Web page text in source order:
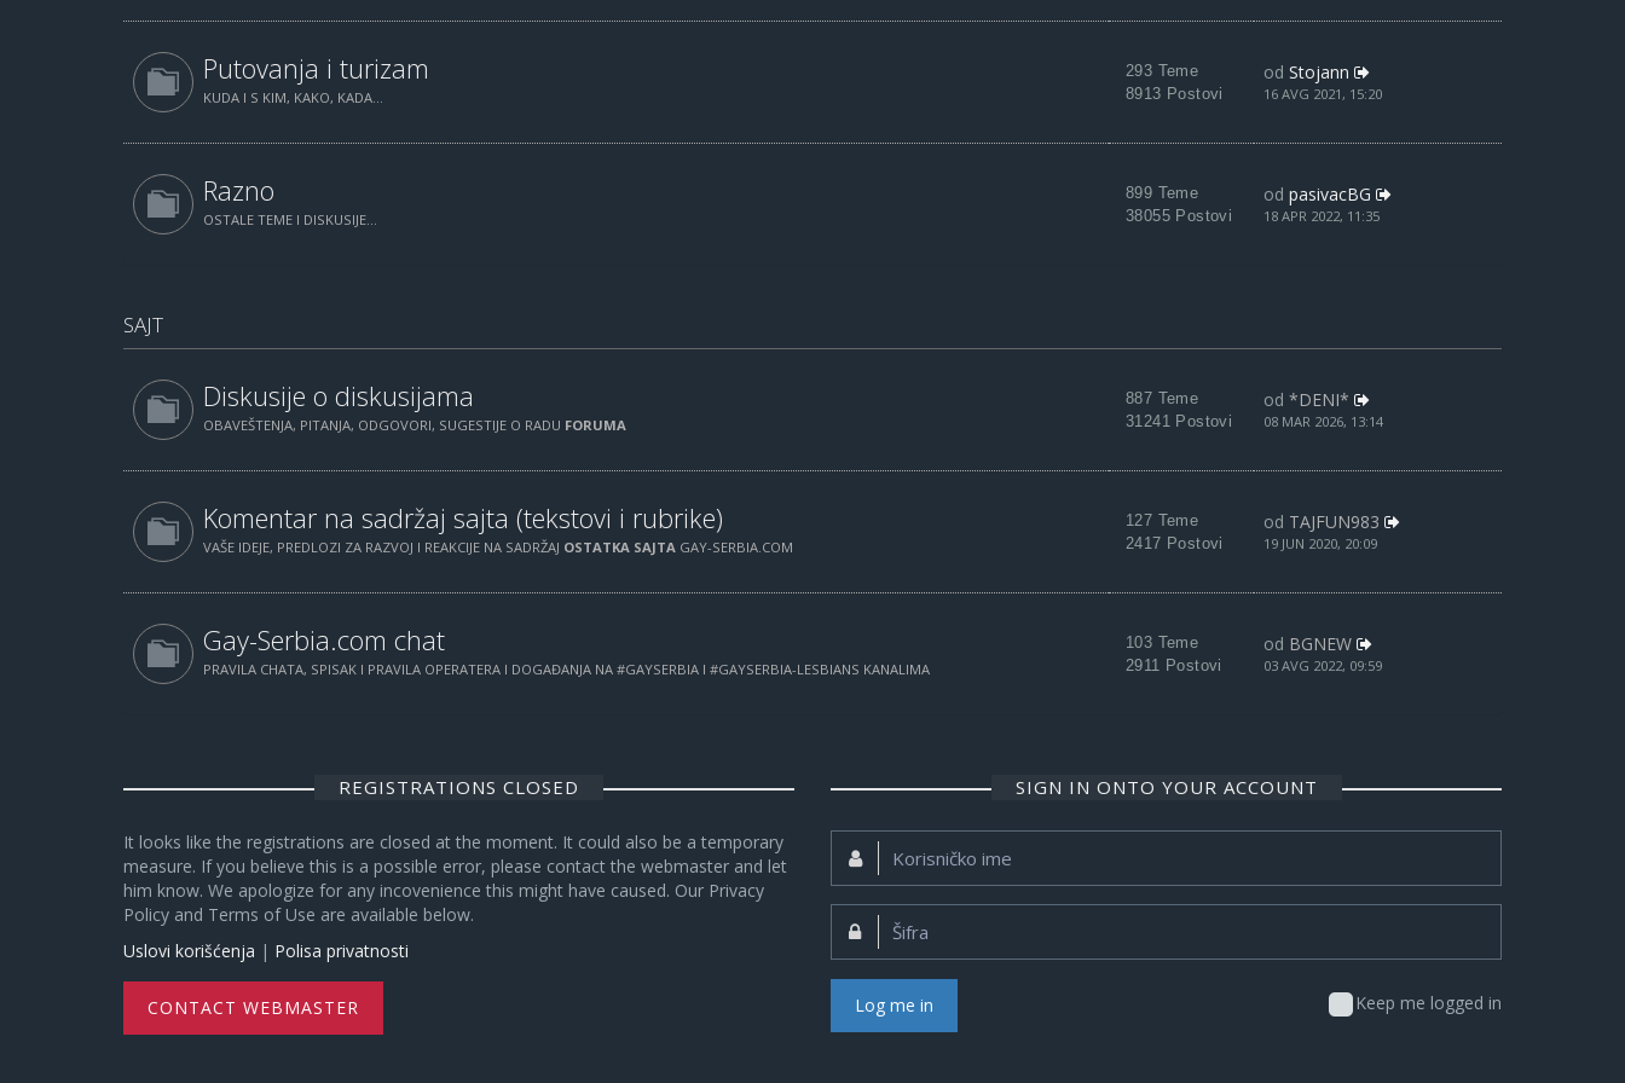
Putovanja i turizam
KUDA I S KIM, KAKO, KADA...
293 Teme
8913 Postovi
od Stojann
16 AVG 2021, 15:20
Razno
OSTALE TEME I DISKUSIJE...
899 Teme
38055 Postovi
od pasivacBG
18 APR 2022, 11:35
SAJT
Diskusije o diskusijama
OBAVEŠTENJA, PITANJA, ODGOVORI, SUGESTIJE O RADU FORUMA
887 Teme
31241 Postovi
od *DENI*
08 MAR 2026, 13:14
Komentar na sadržaj sajta (tekstovi i rubrike)
VAŠE IDEJE, PREDLOZI ZA RAZVOJ I REAKCIJE NA SADRŽAJ OSTATKA SAJTA GAY-SERBIA.COM
127 Teme
2417 Postovi
od TAJFUN983
19 JUN 2020, 20:09
Gay-Serbia.com chat
PRAVILA CHATA, SPISAK I PRAVILA OPERATERA I DOGAĐANJA NA #GAYSERBIA I #GAYSERBIA-LESBIANS KANALIMA
103 Teme
2911 Postovi
od BGNEW
03 AVG 2022, 09:59
REGISTRATIONS CLOSED
It looks like the registrations are closed at the moment. It could also be a temporary
measure. If you believe this is a possible error, please contact the webmaster and let
him know. We apologize for any incovenience this might have caused. Our Privacy
Policy and Terms of Use are available below.
Uslovi korišćenja | Polisa privatnosti
CONTACT WEBMASTER
SIGN IN ONTO YOUR ACCOUNT
Korisničko
Šifra:
Keep me logged in
Log me in